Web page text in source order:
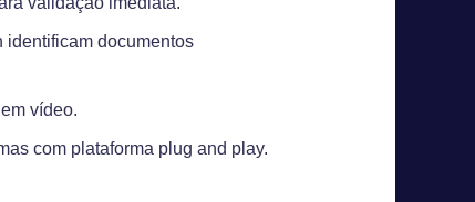
identificam documentos
vídeo.
com plataforma plug and play.